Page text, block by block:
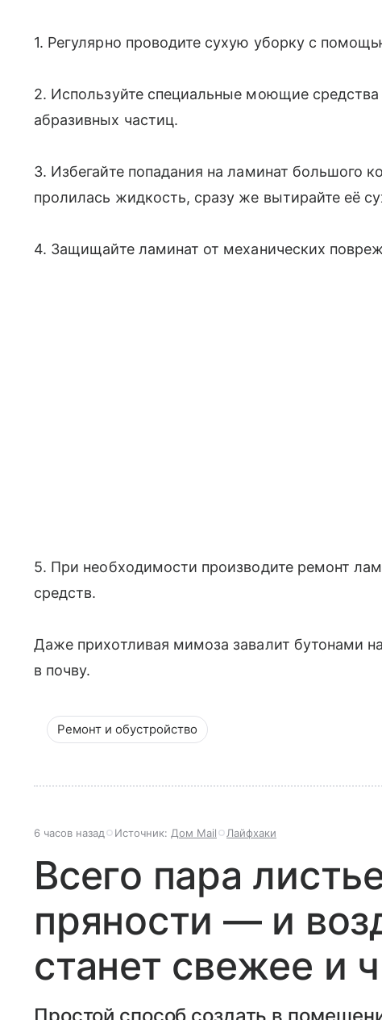
1. Регулярно проводите сухую уборку с
2. Используйте специальные моющие
абразивных частиц.
3. Избегайте попадания на ламинат большого
пролилась жидкость, сразу же вытирайте её
4. Защищайте ламинат от механических
5. При необходимости производите ремонт
средств.
Даже прихотливая мимоза завалит бутонами
в почву.
Ремонт и обустройство
6 часов назад Источник: Дом Mail Лайфхаки
Всего пара
пряности — и
станет свежее и